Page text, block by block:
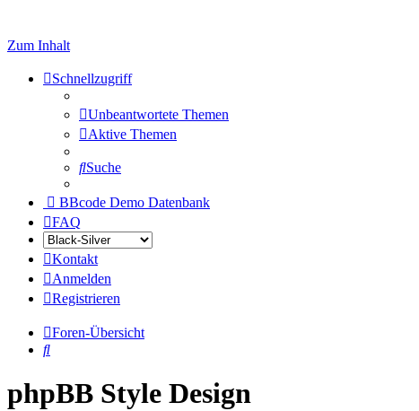
Zum Inhalt
Schnellzugriff
Unbeantwortete Themen
Aktive Themen
Suche
BBcode Demo Datenbank
FAQ
Kontakt
Anmelden
Registrieren
Foren-Übersicht
Suche
phpBB Style Design